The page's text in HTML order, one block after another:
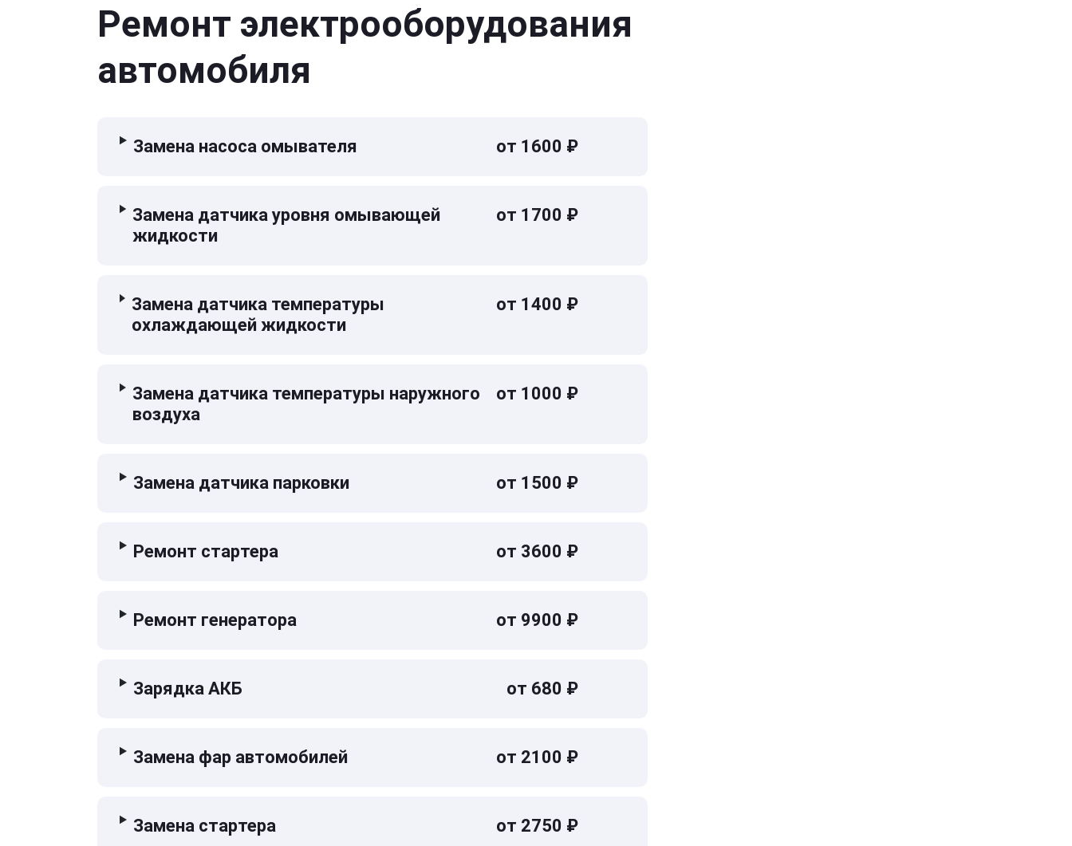
Ремонт электрооборудования
автомобиля
Замена насоса омывателя от 1600 ₽
Замена датчика уровня омывающей
жидкости
от 1700 ₽
Замена датчика температуры
охлаждающей жидкости
от 1400 ₽
Замена датчика температуры наружного
воздуха
от 1000 ₽
Замена датчика парковки от 1500 ₽
Ремонт стартера от 3600 ₽
Ремонт генератора от 9900 ₽
Зарядка АКБ от 680 ₽
Замена фар автомобилей от 2100 ₽
Замена стартера от 2750 ₽